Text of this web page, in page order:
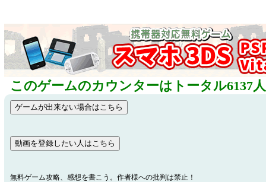
このゲームのカウンターはトータル6137
無料ゲーム攻略、感想を書こう。作者様への批判は禁止！